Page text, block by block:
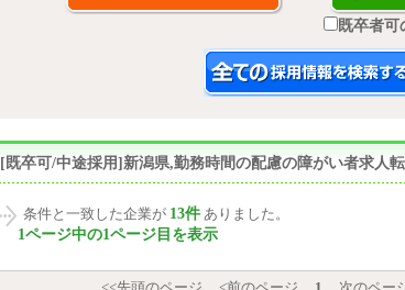
既卒者可
[既卒可/中途採用]新潟県,勤務時間の配慮の障がい者求人
条件と一致した企業が 13件 ありました。
1ページ中の1ページ目を表示